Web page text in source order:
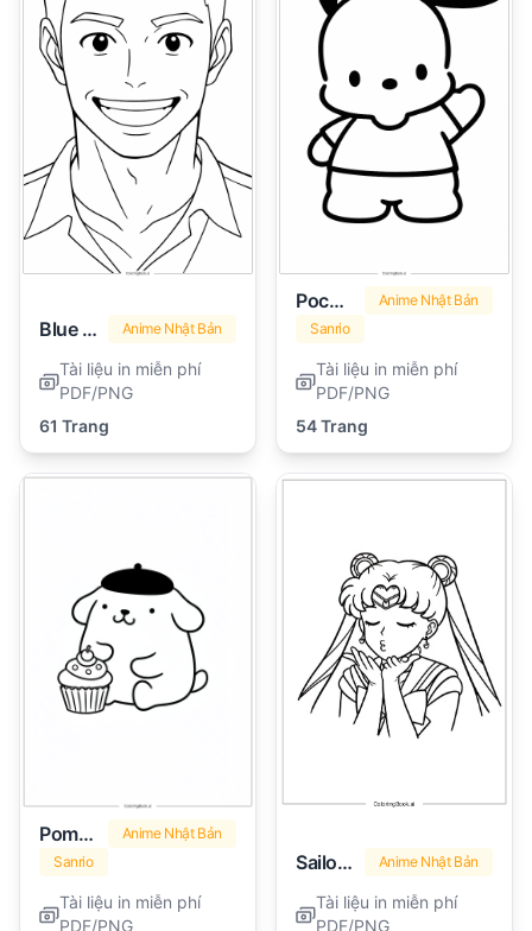
Blue Lock Anime Nhật Bản
Tài liệu in miễn phí
PDF/PNG
61 Trang
Pochacco
Anime Nhật Bản
Sanrio
Tài liệu in miễn phí
PDF/PNG
54 Trang
Pompompurin
Anime Nhật Bản
Sanrio
Tài liệu in miễn phí
PDF/PNG
Sailor Moon Anime Nhật Bản
Tài liệu in miễn phí
PDF/PNG